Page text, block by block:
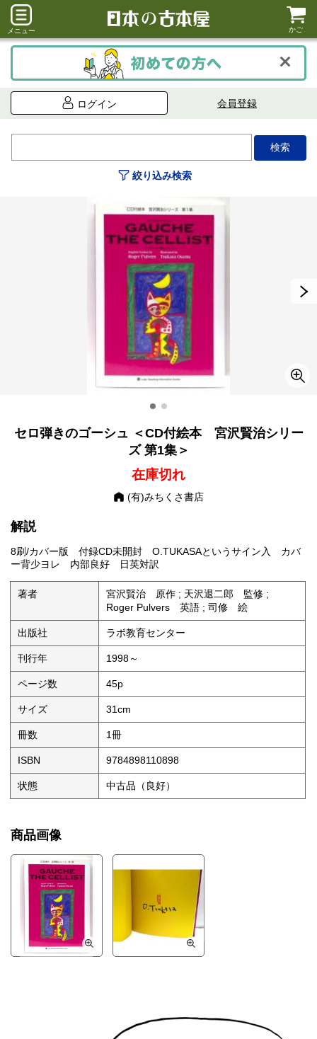
メニュー かご
ログイン 会員登録
絞り込み検索
セロ弾きのゴーシュ ＜CD付絵本 宮沢賢治シリー
ズ 第1集＞
在庫切れ
(有)みちくさ書店
解説
8刷/カバー版 付録CD未開封 O.TUKASAというサイン入 カバ
ー背少ヨレ 内部良好 日英対訳
著者
宮沢賢治 原作 ; 天沢退二郎 監修 ;
Roger Pulvers 英語 ; 司修 絵
出版社 ラボ教育センター
刊行年 1998～
ページ数 45p
サイズ 31cm
冊数 1冊
ISBN 9784898110898
状態 中古品（良好）
商品画像